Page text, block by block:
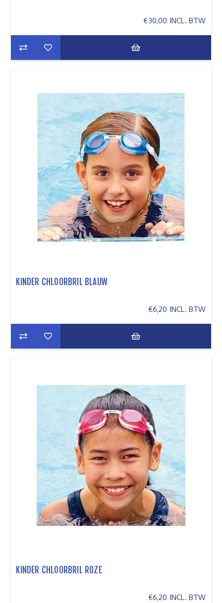
€30,00 INCL. BTW
KINDER CHLOORBRIL BLAUW
€6,20 INCL. BTW
KINDER CHLOORBRIL ROZE
€6,20 INCL. BTW